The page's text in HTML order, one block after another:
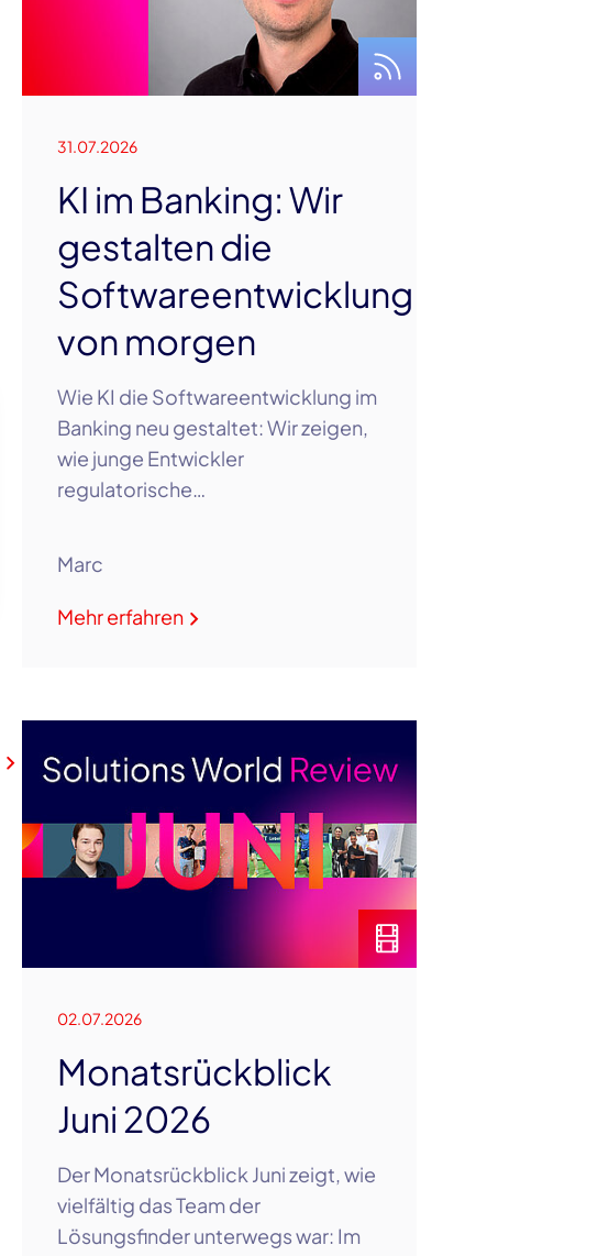
31.07.2026
KI im Banking: Wir
gestalten die
Softwareentwicklung
von morgen
Wie KI die Softwareentwicklung im
Banking neu gestaltet: Wir zeigen,
wie junge Entwickler
regulatorische…
Marc
Mehr erfahren
02.07.2026
Monatsrückblick
Juni 2026
Der Monatsrückblick Juni zeigt, wie
vielfältig das Team der
Lösungsfinder unterwegs war: Im